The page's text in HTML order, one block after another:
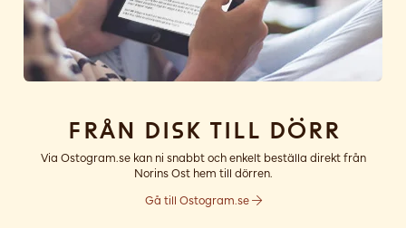
Från disk till dörr
Via Ostogram.se kan ni snabbt och enkelt beställa direkt från
Norins Ost hem till dörren.
Gå till Ostogram.se